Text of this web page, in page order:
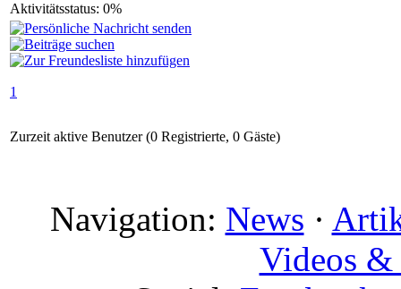
Aktivitätsstatus: 0%
1
Zurzeit aktive Benutzer (0 Registrierte, 0 Gäste)
Navigation: News ·
Videos